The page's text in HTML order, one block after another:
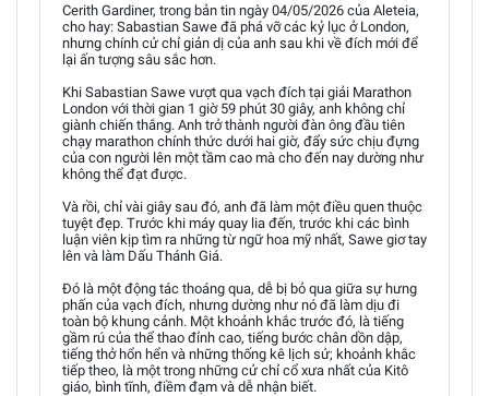
Cerith Gardiner, trong bản tin ngày 04/05/2026 của Aleteia,
cho hay: Sabastian Sawe đã phá vỡ các kỷ lục ở London,
nhưng chính cử chỉ giản dị của anh sau khi về đích mới để
lại ấn tượng sâu sắc hơn.
Khi Sabastian Sawe vượt qua vạch đích tại giải Marathon
London với thời gian 1 giờ 59 phút 30 giây, anh không chỉ
giành chiến thắng. Anh trở thành người đàn ông đầu tiên
chạy marathon chính thức dưới hai giờ, đẩy sức chịu đựng
của con người lên một tầm cao mà cho đến nay dường như
không thể đạt được.
Và rồi, chỉ vài giây sau đó, anh đã làm một điều quen thuộc
tuyệt đẹp. Trước khi máy quay lia đến, trước khi các bình
luận viên kịp tìm ra những từ ngữ hoa mỹ nhất, Sawe giơ tay
lên và làm Dấu Thánh Giá.
Đó là một động tác thoáng qua, dễ bị bỏ qua giữa sự hưng
phấn của vạch đích, nhưng dường như nó đã làm dịu đi
toàn bộ khung cảnh. Một khoảnh khắc trước đó, là tiếng
gầm rú của thể thao đỉnh cao, tiếng bước chân dồn dập,
tiếng thở hổn hển và những thống kê lịch sử; khoảnh khắc
tiếp theo, là một trong những cử chỉ cổ xưa nhất của Kitô
giáo, bình tĩnh, điềm đạm và dễ nhận biết.